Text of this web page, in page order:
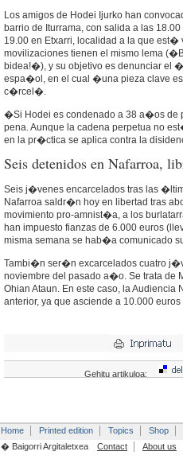
Los amigos de Hodei Ijurko han
barrio de Iturrama, con salida a las
19.00 en Etxarri, localidad a la que est�
movilizaciones tienen el mismo lema
bidea!�), y su objetivo es denunciar el
espa�ol, en el cual �una pieza clave
c�rcel�.
�Si Hodei es condenado a 38 a�os
pena. Aunque la cadena perpetua no
en la pr�ctica se aplica contra la
Seis detenidos en Nafarroa,
Seis j�venes encarcelados tras las
Nafarroa saldr�n hoy en libertad tras
movimiento pro-amnist�a, a los
han impuesto fianzas de 6.000 euros
misma semana se hab�a comunicado
Tambi�n ser�n excarcelados cuatro
noviembre del pasado a�o. Se trata de
Ohian Ataun. En este caso, la Audiencia
anterior, ya que asciende a 10.000 euros
Gehitu artikuloa:
Home Printed edition Topics
Shop
� Baigorri Argitaletxea
Contact About us